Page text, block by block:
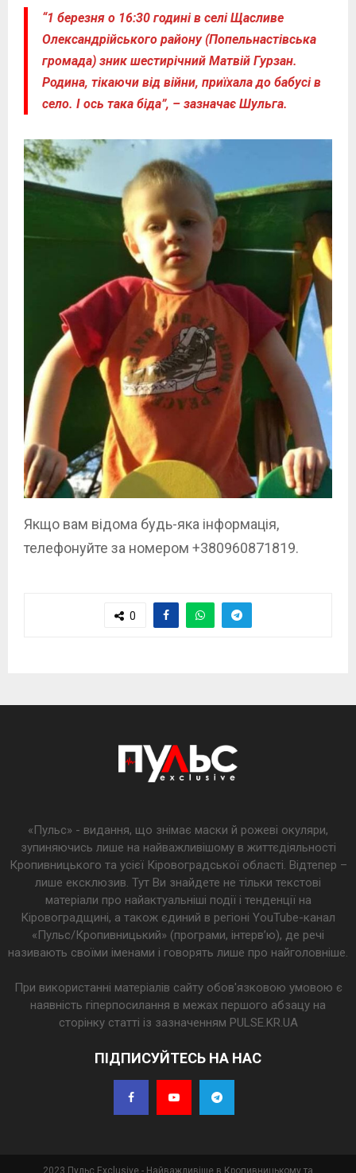
“1 березня о 16:30 годині в селі Щасливе
Олександрійського району (Попельнастівська
громада) зник шестирічний Матвій Гурзан.
Родина, тікаючи від війни, приїхала до бабусі в
село. І ось така біда”, – зазначає Шульга.
Якщо вам відома будь-яка інформація,
телефонуйте за номером +380960871819.
0
«Пульс» - видання, що знімає маски й рожеві окуляри,
зупиняючись лише на найважливішому в життєдіяльності
Кропивницького та усієї Кіровоградської області. Відтепер –
лише ексклюзив. Тут Ви знайдете не тільки текстові
матеріали про найактуальніші події і тенденції на
Кіровоградщині, а також єдиний в регіоні YouTube-канал
«Пульс/Кропивницький» (програми, інтерв’ю), де речі
називають своїми іменами і говорять лише про найголовніше.
При використанні матеріалів сайту обов'язковою умовою є
наявність гіперпосилання в межах першого абзацу на
сторінку статті із зазначенням PULSE.KR.UA
ПІДПИСУЙТЕСЬ НА НАС